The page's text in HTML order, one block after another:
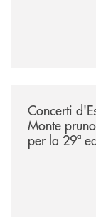
Concerti
Monte
per la 29ª